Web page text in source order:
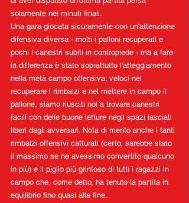
solamente nei minuti finali.
Una gara giocata sicuramente con un'attenzione
difensiva diversa - molti i palloni recuperati e
pochi i canestri subiti in contropiede - ma a fare
la differenza è stato soprattutto l'atteggiamento
nella metà campo offensiva: veloci nel
recuperare i rimbalzi e nel mettere in campo il
pallone, siamo riusciti noi a trovare canestri
facili con delle buone letture negli spazi lasciati
liberi dagli avversari. Nota di merito anche i tanti
rimbalzi offensivi catturati (certo, sarebbe stato
il massimo se ne avessimo convertito qualcuno
in più) e il piglio più grintoso di tutti i ragazzi in
campo che, come detto, ha tenuto la partita in
equilibrio fino quasi alla fine.